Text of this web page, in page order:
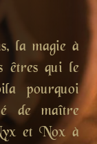
la magie à
êtres qui le
pourquoi
de maître
et Nox à